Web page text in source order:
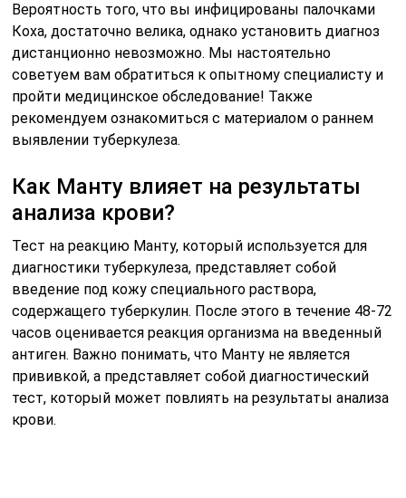
Вероятность того, что вы инфицированы палочками
Коха, достаточно велика, однако установить диагноз
дистанционно невозможно. Мы настоятельно
советуем вам обратиться к опытному специалисту и
пройти медицинское обследование! Также
рекомендуем ознакомиться с материалом о раннем
выявлении туберкулеза.
Как Манту влияет на результаты
анализа крови?
Тест на реакцию Манту, который используется для
диагностики туберкулеза, представляет собой
введение под кожу специального раствора,
содержащего туберкулин. После этого в течение 48-72
часов оценивается реакция организма на введенный
антиген. Важно понимать, что Манту не является
прививкой, а представляет собой диагностический
тест, который может повлиять на результаты анализа
крови.